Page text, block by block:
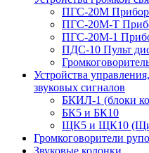
ПГС-20М
ПГС-20М-Т
ПГС-20М-1
ПДС-10 Пульт
Устройства
звуковых сигналов
БКИЛ-1 (блоки
БК5 и БК10
ЩК5 и ЩК10
Громкоговорители
Звуковые колонки